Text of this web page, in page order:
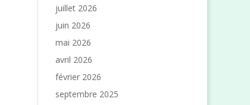
juillet 2026
juin 2026
mai 2026
avril 2026
février 2026
septembre 2025